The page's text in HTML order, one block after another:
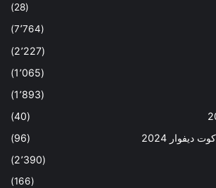
(28)
(7٬764)
(2٬227)
(1٬065)
(1٬893)
(40)
2024
(96)
(2٬390)
(166)